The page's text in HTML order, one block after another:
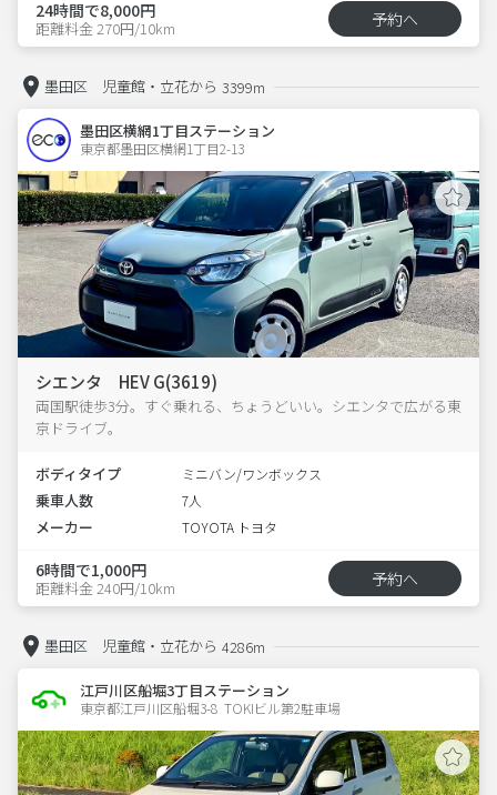
24時間で8,000円
距離料金 270円/10km 予約へ
墨田区 児童館・立花から 3399m
墨田区横網1丁目ステーション
東京都墨田区横網1丁目2-13
シエンタ HEV G(3619)
両国駅徒歩3分。すぐ乗れる、ちょうどいい。シエンタで広がる東
京ドライブ。
ボディタイプ ミニバン/ワンボックス
乗車人数 7人
メーカー TOYOTA トヨタ
6時間で1,000円
距離料金 240円/10km 予約へ
墨田区 児童館・立花から 4286m
江戸川区船堀3丁目ステーション
東京都江戸川区船堀3-8  TOKIビル第2駐車場